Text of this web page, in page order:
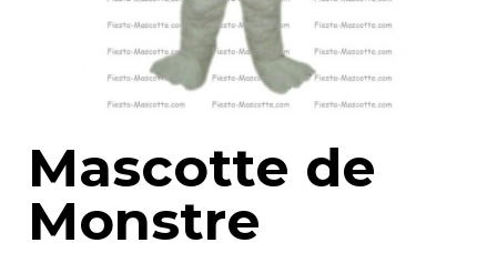
Mascotte de
Monstre